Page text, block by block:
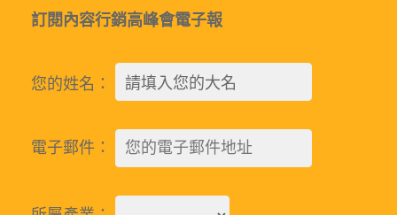
訂閱內容行銷高峰會電子報
您的姓名：
電子郵件：